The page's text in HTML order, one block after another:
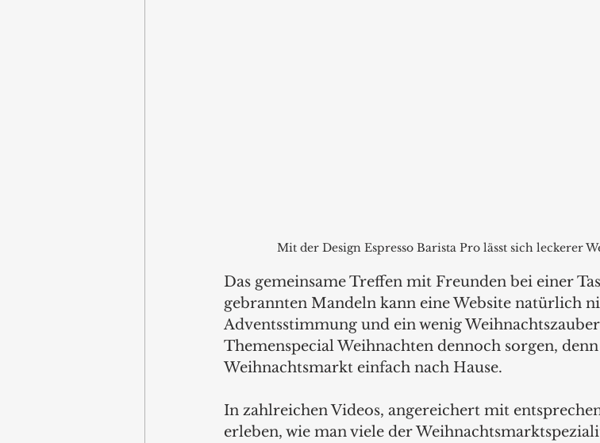
Mit der Design Espresso Barista Pro lässt sich leckerer
Das gemeinsame Treffen mit Freunden bei einer
gebrannten Mandeln kann eine Website natürlich
Adventsstimmung und ein wenig
Themenspecial Weihnachten dennoch sorgen,
Weihnachtsmarkt einfach nach Hause.
In zahlreichen Videos, angereichert mit
erleben, wie man viele der